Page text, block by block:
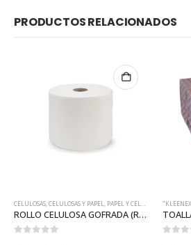
PRODUCTOS RELACIONADOS
CELULOSAS,CELULOSAS Y PAPEL, PAPEL Y CELULOSAS
ROLLO CELULOSA GOFRADA (R025)